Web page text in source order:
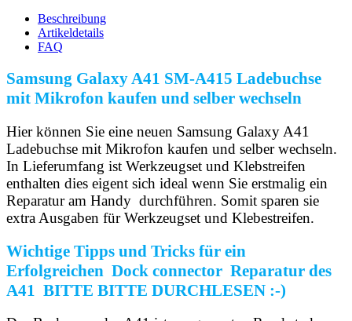
Beschreibung
Artikeldetails
FAQ
Samsung Galaxy A41 SM-A415 Ladebuchse
mit Mikrofon kaufen und selber wechseln
Hier können Sie eine neuen Samsung Galaxy A41
Ladebuchse mit Mikrofon kaufen und selber wechseln.
In Lieferumfang ist Werkzeugset und Klebstreifen
enthalten dies eigent sich ideal wenn Sie erstmalig ein
Reparatur am Handy durchführen. Somit sparen sie
extra Ausgaben für Werkzeugset und Klebestreifen.
Wichtige Tipps und Tricks für ein
Erfolgreichen Dock connector Reparatur des
A41 BITTE BITTE DURCHLESEN :-)